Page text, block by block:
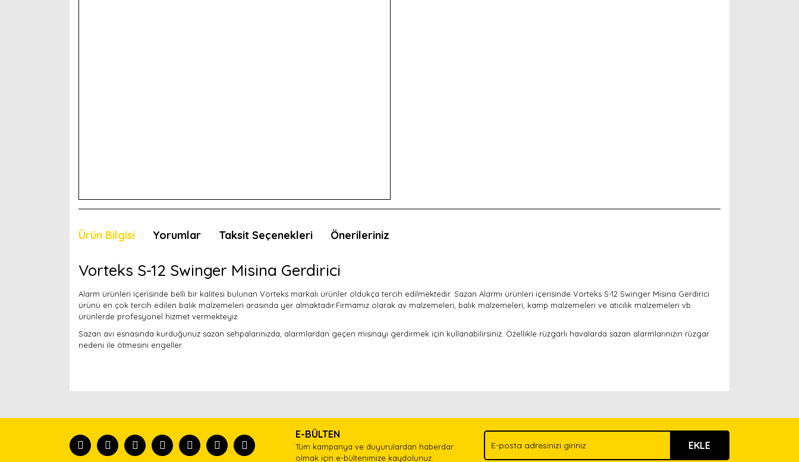
Ürün Bilgisi Yorumlar Taksit Seçenekleri Önerileriniz
Vorteks S-12 Swinger Misina Gerdirici
Alarm ürünleri içerisinde belli bir kalitesi bulunan Vorteks markalı ürünler oldukça tercih edilmektedir. Sazan Alarmı ürünleri içerisinde Vorteks S-12 Swinger Misina Gerdirici
ürünü en çok tercih edilen balık malzemeleri arasında yer almaktadır.Firmamız olarak av malzemeleri, balık malzemeleri, kamp malzemeleri ve atıcılık malzemeleri vb.
ürünlerde profesyonel hizmet vermekteyiz.
Sazan avı esnasında kurduğunuz sazan sehpalarınızda, alarmlardan geçen misinayı gerdirmek için kullanabilirsiniz. Özellikle rüzgarlı havalarda sazan alarmlarınızın rüzgar
nedeni ile ötmesini engeller.
Ürün açıklamasında eksik bilgiler bulunuyor.
E-BÜLTEN
Tüm kampanya ve duyurulardan haberdar
olmak için e-bültenimize kaydolunuz.
EKLE